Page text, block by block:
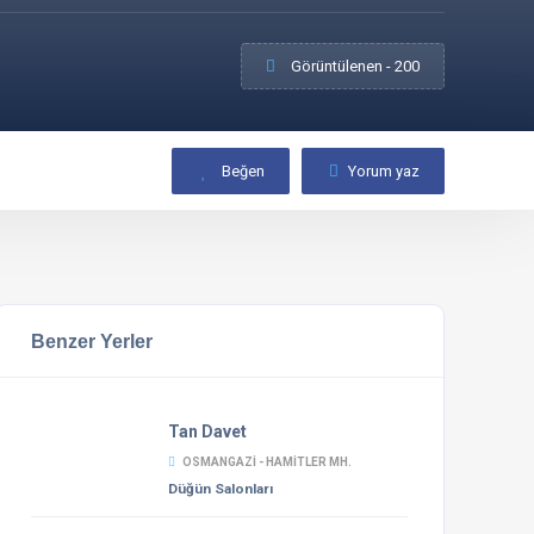
Görüntülenen - 200
Beğen Yorum yaz
Benzer Yerler
Tan Davet
OSMANGAZI - HAMITLER MH.
Düğün Salonları